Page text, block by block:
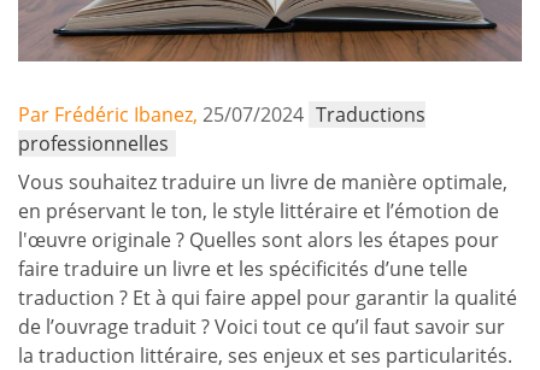
Par Frédéric Ibanez, 25/07/2024 Traductions
professionnelles
Vous souhaitez traduire un livre de manière optimale,
en préservant le ton, le style littéraire et l’émotion de
l'œuvre originale ? Quelles sont alors les étapes pour
faire traduire un livre et les spécificités d’une telle
traduction ? Et à qui faire appel pour garantir la qualité
de l’ouvrage traduit ? Voici tout ce qu’il faut savoir sur
la traduction littéraire, ses enjeux et ses particularités.